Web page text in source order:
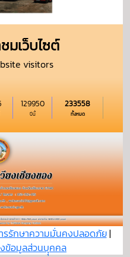
มเว็บไซต์
visitors
ปีนี้
129950
ทั้งหมด
233558
รรักษาความมั่นคงปลอดภัย|
ข้อมูลส่วนบุุคคล